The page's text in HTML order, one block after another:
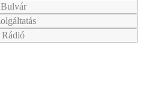
Bulvár
Rádió